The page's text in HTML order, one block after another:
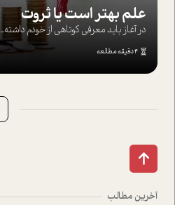
علم بهتر است یا ثروت
در آغاز باید معرفی کوتاهی از خودم داشته...
4 دقیقه مطالعه
آخرین مطالب